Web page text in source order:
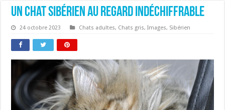
Un chat Sibérien au regard indéchiffrable
24 octobre 2023 Chats adultes, Chats gris,Images, Sibérien